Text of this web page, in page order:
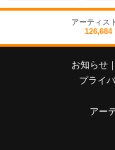
アーティス
126,684
お知らせ
プライ
アー